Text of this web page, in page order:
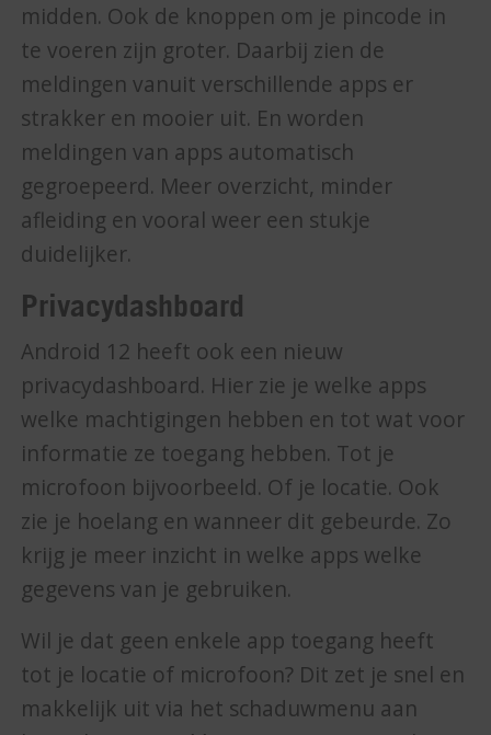
midden. Ook de knoppen om je pincode in
te voeren zijn groter. Daarbij zien de
meldingen vanuit verschillende apps er
strakker en mooier uit. En worden
meldingen van apps automatisch
gegroepeerd. Meer overzicht, minder
afleiding en vooral weer een stukje
duidelijker.
Privacydashboard
Android 12 heeft ook een nieuw
privacydashboard. Hier zie je welke apps
welke machtigingen hebben en tot wat voor
informatie ze toegang hebben. Tot je
microfoon bijvoorbeeld. Of je locatie. Ook
zie je hoelang en wanneer dit gebeurde. Zo
krijg je meer inzicht in welke apps welke
gegevens van je gebruiken.
Wil je dat geen enkele app toegang heeft
tot je locatie of microfoon? Dit zet je snel en
makkelijk uit via het schaduwmenu aan